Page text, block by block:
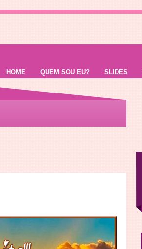
HOME QUEM SOU EU? SLIDES